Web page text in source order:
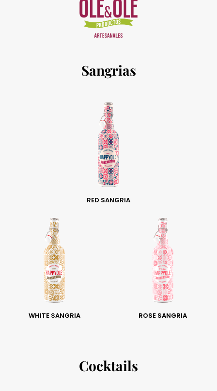
Sangrias
RED SANGRIA
WHITE SANGRIA ROSE SANGRIA
Cocktails